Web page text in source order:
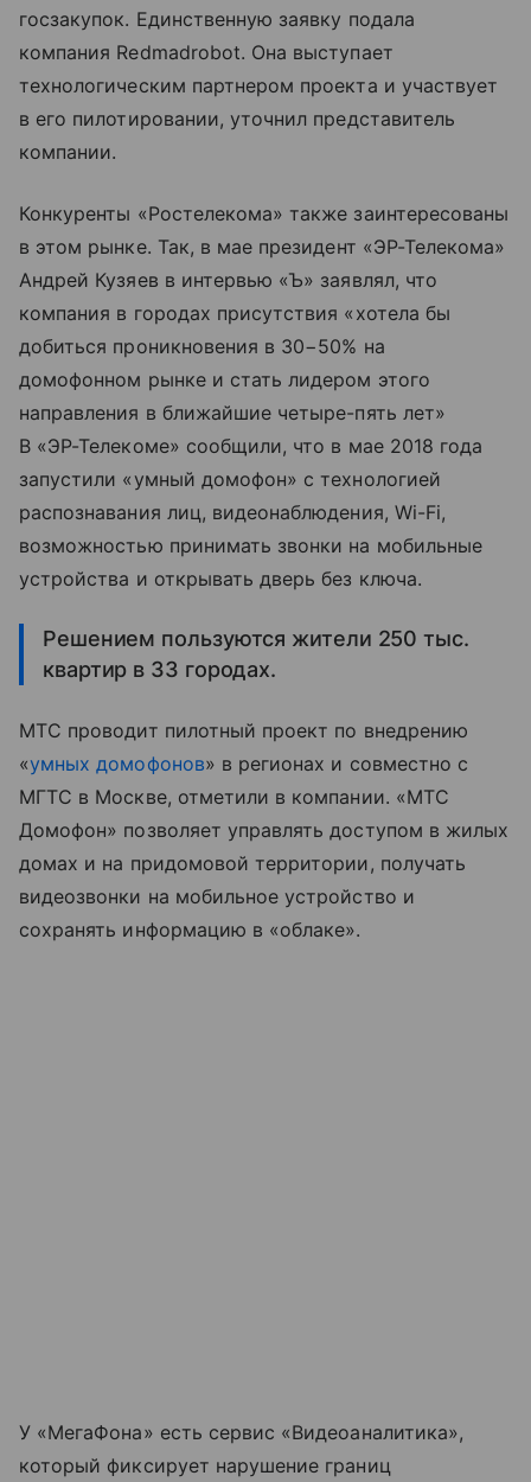
госзакупок. Единственную заявку подала
компания Redmadrobot. Она выступает
технологическим партнером проекта и участвует
в его пилотировании, уточнил представитель
компании.
Конкуренты «Ростелекома» также заинтересованы
в этом рынке. Так, в мае президент «ЭР-Телекома»
Андрей Кузяев в интервью «Ъ» заявлял, что
компания в городах присутствия «хотела бы
добиться проникновения в 30−50% на
домофонном рынке и стать лидером этого
направления в ближайшие четыре-пять лет»
В «ЭР-Телекоме» сообщили, что в мае 2018 года
запустили «умный домофон» с технологией
распознавания лиц, видеонаблюдения, Wi-Fi,
возможностью принимать звонки на мобильные
устройства и открывать дверь без ключа.
Решением пользуются жители 250 тыс.
квартир в 33 городах.
МТС проводит пилотный проект по внедрению
«умных домофонов» в регионах и совместно с
МГТС в Москве, отметили в компании. «МТС
Домофон» позволяет управлять доступом в жилых
домах и на придомовой территории, получать
видеозвонки на мобильное устройство и
сохранять информацию в «облаке».
У «МегаФона» есть сервис «Видеоаналитика»,
который фиксирует нарушение границ